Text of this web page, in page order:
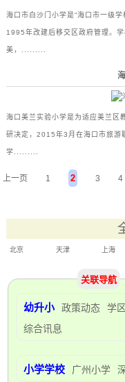
海口市白沙门小学是“海口市一级
1995年改建后移交区政府管理。
美，.........
海口美兰实验小学是为适应美兰区
研决定，2015年3月在海口市旅游
学.........
上一页 1 2 3 4
北京 天津 上海
关联导航
幼升小 政策动态 学
综合讯息
小学学校 广州小学